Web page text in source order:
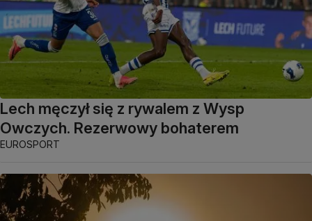
Lech męczył się z rywalem z Wysp
Owczych. Rezerwowy bohaterem
EUROSPORT